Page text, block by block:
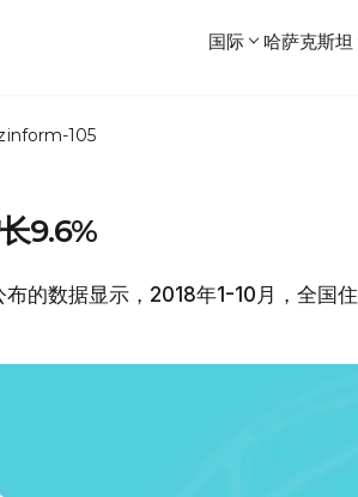
国际 哈萨克斯坦
105
9.6%
的数据显示，2018年1-10月，全国住